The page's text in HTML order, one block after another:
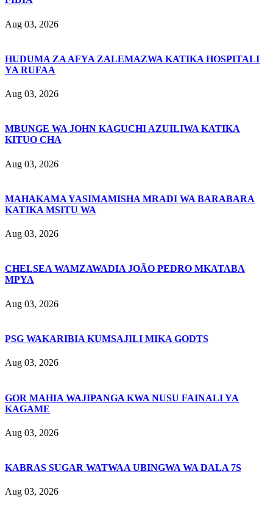
Aug 03, 2026
HUDUMA ZA AFYA ZALEMAZWA KATIKA HOSPITALI
YA RUFAA
Aug 03, 2026
MBUNGE WA JOHN KAGUCHI AZUILIWA KATIKA
KITUO CHA
Aug 03, 2026
MAHAKAMA YASIMAMISHA MRADI WA BARABARA
KATIKA MSITU WA
Aug 03, 2026
CHELSEA WAMZAWADIA JOÃO PEDRO MKATABA
MPYA
Aug 03, 2026
PSG WAKARIBIA KUMSAJILI MIKA GODTS
Aug 03, 2026
GOR MAHIA WAJIPANGA KWA NUSU FAINALI YA
KAGAME
Aug 03, 2026
KABRAS SUGAR WATWAA UBINGWA WA DALA 7S
Aug 03, 2026